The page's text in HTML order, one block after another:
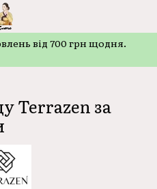
від 700 грн щодня.
Terrazen за